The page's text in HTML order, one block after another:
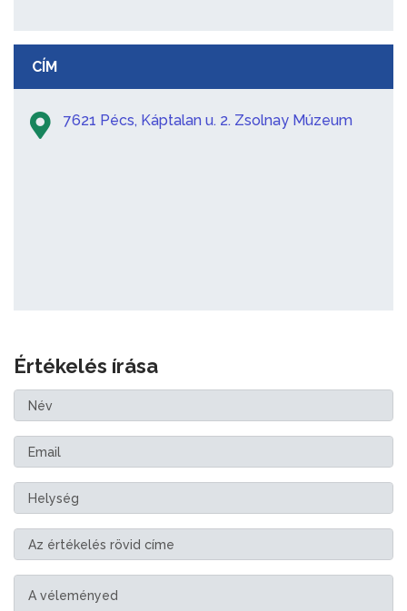
CÍM
7621 Pécs, Káptalan u. 2. Zsolnay Múzeum
Értékelés írása